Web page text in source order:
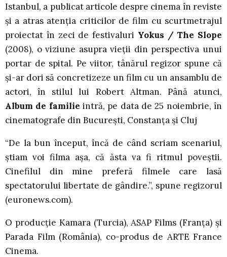
Istanbul, a publicat articole despre cinema în reviste
şi a atras atenția criticilor de film cu scurtmetrajul
proiectat în zeci de festivaluri Yokus / The Slope
(2008), o viziune asupra vieții din perspectiva unui
portar de spital. Pe viitor, tânărul regizor spune că
și-ar dori să concretizeze un film cu un ansamblu de
actori, în stilul lui Robert Altman. Până atunci,
Album de familie intră, pe data de 25 noiembrie, în
cinematografe din București, Constanța și Cluj
“De la bun început, încă de când scriam scenariul,
știam voi filma așa, că ăsta va fi ritmul poveștii.
Cinefilul din mine preferă filmele care lasă
spectatorului libertate de gândire.”, spune regizorul
(euronews.com).
O producție Kamara (Turcia), ASAP Films (Franța) și
Parada Film (România), co-produs de ARTE France
Cinema.